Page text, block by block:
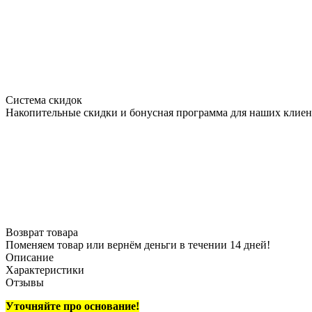
Система скидок
Накопительные скидки и бонусная программа для наших
Возврат товара
Поменяем товар или вернём деньги в течении 14 дней!
Описание
Характеристики
Отзывы
Уточняйте про основание!